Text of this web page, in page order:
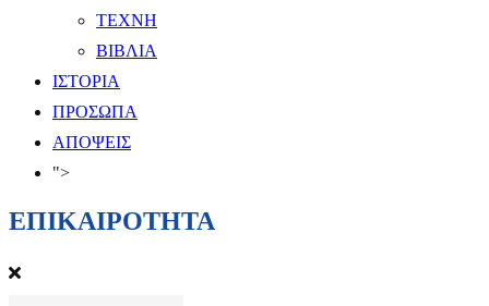
ΤΕΧΝΗ
ΒΙΒΛΙΑ
ΙΣΤΟΡΙΑ
ΠΡΟΣΩΠΑ
ΑΠΟΨΕΙΣ
">
ΕΠΙΚΑΙΡΟΤΗΤΑ